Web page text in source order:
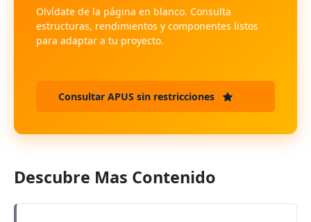
Olvídate de la página en blanco. Consulta
estructuras, rendimientos y componentes listos
para adaptar a tu proyecto.
Consultar APUS sin restricciones
Descubre Mas Contenido